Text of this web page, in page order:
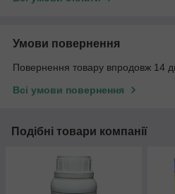
Умови повернення
Повернення товару впродовж 14
Всі умови повернення
Подібні товари компанії